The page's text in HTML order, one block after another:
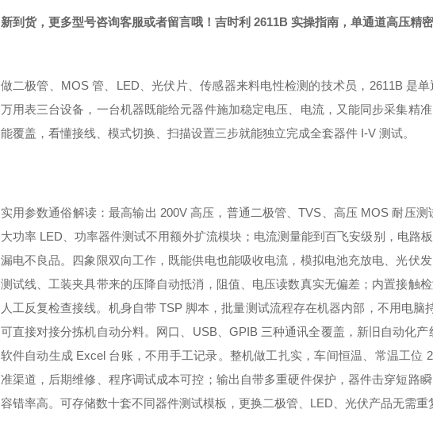
新到货，更多型号咨询客服或者留言哦！吉时利 2611B 实操指南，单通道高压精
做二极管、MOS 管、LED、光伏片、传感器来料电性检测的技术员，2611B 是
万用表三台设备，一台机器既能给元器件施加稳定电压、电流，又能同步采集精
能覆盖，看懂接线、模式切换、扫描设置三步就能独立完成全套器件 I-V 测试。
实用参数通俗解读：最高输出 200V 高压，普通二极管、TVS、高压 MOS 耐压测
大功率 LED、功率器件测试不用额外扩流模块；电流测量能到百飞安级别，电路
漏电不良品。四象限双向工作，既能供电也能吸收电流，模拟电池充放电、光伏
测试线、工装夹具带来的压降自动抵消，阻值、电压读数真实无偏差；内置接触
人工反复检查接线。机身自带 TSP 脚本，批量测试流程存在机器内部，不用电
可直接对接分拣机自动分料。网口、USB、GPIB 三种通讯全覆盖，新旧自动化
软件自动生成 Excel 台账，不用手工记录。整机做工扎实，车间恒温、常温工位
准渠道，后期维修、程序调试成本可控；输出自带多重硬件保护，器件击穿短路
容错率高。可存储数十套不同器件测试模板，更换二极管、LED、光伏产品无需重